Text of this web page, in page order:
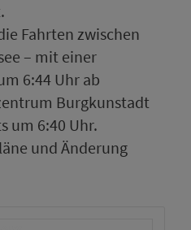
Fahrten zwischen
– mit einer
6:44 Uhr ab
Burgkunstadt
um 6:40 Uhr.
und Änderung